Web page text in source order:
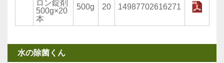
ロン錠剤
500g×20
本
500g 20 14987702616271
水の除菌くん